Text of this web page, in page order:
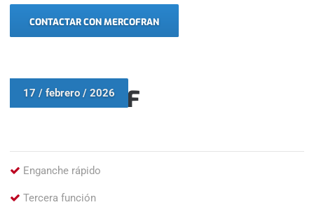
CONTACTAR CON MERCOFRAN
VOLVO L70F
17 / febrero / 2026
Enganche rápido
Tercera función